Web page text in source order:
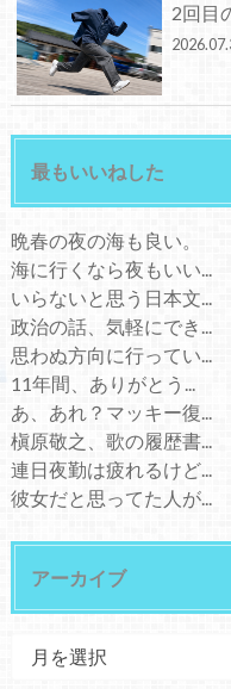
2回目
最もいいねした
晩春の夜の海も良い。
海に行くなら夜もいい...
いらないと思う日本文...
政治の話、気軽にでき...
思わぬ方向に行ってい...
11年間、ありがとう...
あ、あれ？マッキー復...
槇原敬之、歌の履歴書...
連日夜勤は疲れるけど...
彼女だと思ってた人が...
アーカイブ